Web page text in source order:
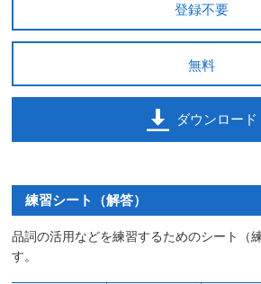
登録不要
無料
ダウンロード
練習シート（解答）
品詞の活用などを練習するためのシート（
す。